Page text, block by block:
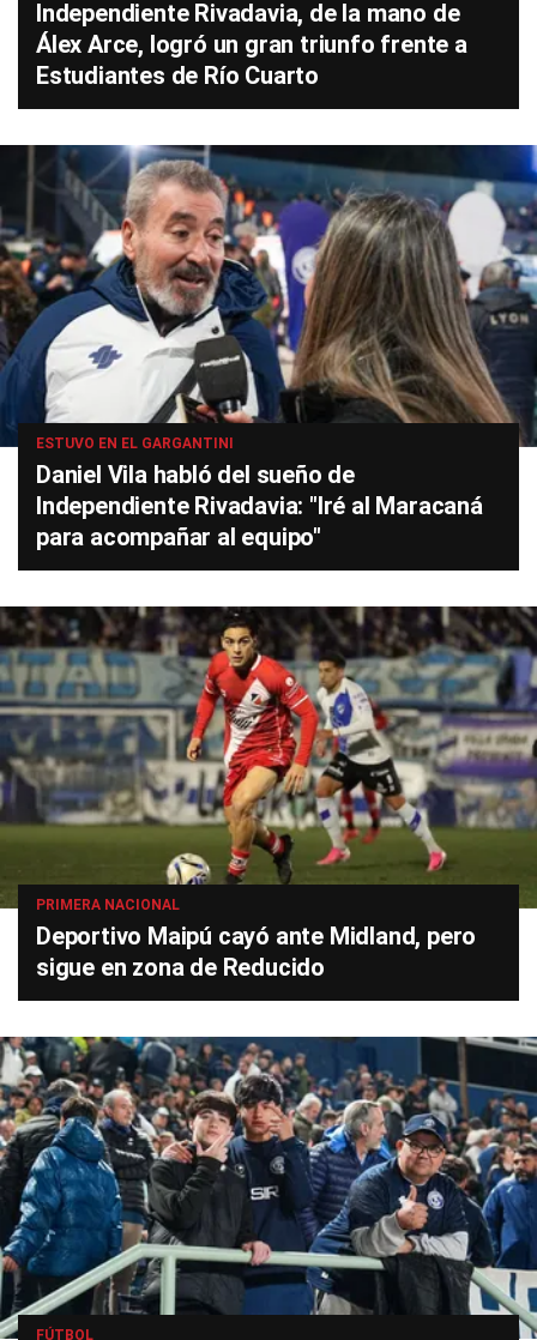
Independiente Rivadavia, de la mano de
Álex Arce, logró un gran triunfo frente a
Estudiantes de Río Cuarto
ESTUVO EN EL GARGANTINI
Daniel Vila habló del sueño de
Independiente Rivadavia: "Iré al Maracaná
para acompañar al equipo"
PRIMERA NACIONAL
Deportivo Maipú cayó ante Midland, pero
sigue en zona de Reducido
FÚTBOL